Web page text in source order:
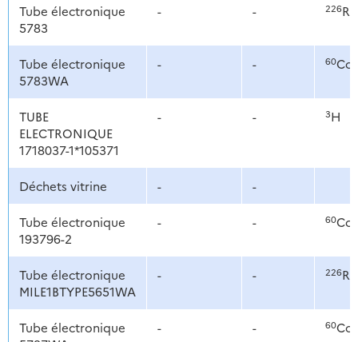
Tube électronique
5783
- - 226Ra
Tube électronique
5783WA
- - 60Co
TUBE
ELECTRONIQUE
1718037-1*105371
- - 3H
Déchets vitrine - -
Tube électronique
193796-2
- - 60Co
Tube électronique
MILE1BTYPE5651WA
- - 226Ra
Tube électronique
- - 60Co